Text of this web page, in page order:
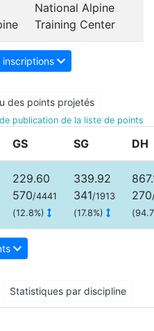
National Alpine
Training Center
des points projetés
publication de la liste de points
GS SG DH
229.60
570/4441
(12.8%)
339.92
341/1913
(17.8%)
270
Statistiques par discipline